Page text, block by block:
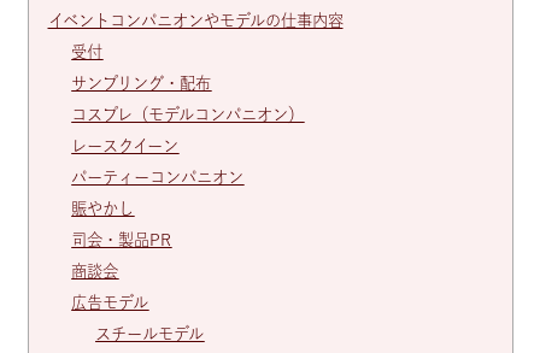
イベントコンパニオンやモデルの仕事内容
受付
サンプリング・配布
コスプレ（モデルコンパニオン）
レースクイーン
パーティーコンパニオン
賑やかし
司会・製品PR
商談会
広告モデル
スチールモデル